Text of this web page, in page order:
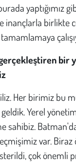
yaptığımız
inançlarla birlikte
bir
Her birimiz bu
Yerel
sahibiz.
var. Biraz
çok önemli